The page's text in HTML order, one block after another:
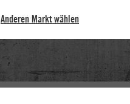
Anderen Markt wählen